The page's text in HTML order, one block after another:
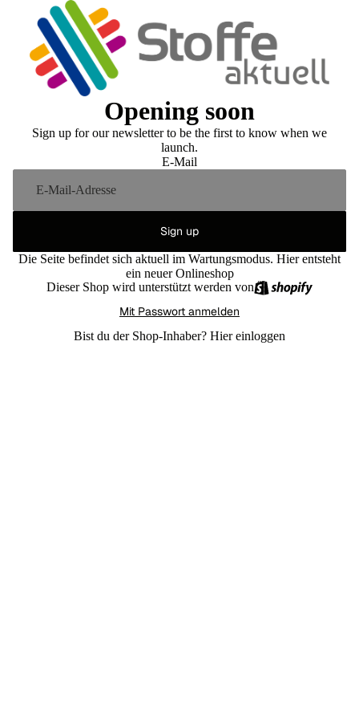
Opening soon
Sign up for our newsletter to be the first to know when we
launch.
E-Mail
Sign up
Die Seite befindet sich aktuell im Wartungsmodus. Hier entsteht
ein neuer Onlineshop
Dieser Shop wird unterstützt werden von
Mit Passwort anmelden
Bist du der Shop-Inhaber? Hier einloggen